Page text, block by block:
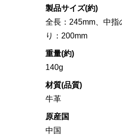
製品サイズ(約)
全長：245mm、中指
り：200mm
重量(約)
140g
材質(品質)
牛革
原産国
中国